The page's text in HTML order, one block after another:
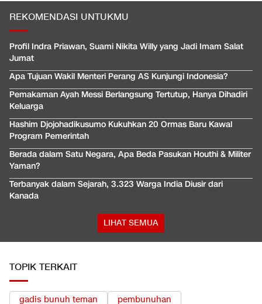
REKOMENDASI UNTUKMU
Profil Indra Priawan, Suami Nikita Willy yang Jadi Imam Salat
Jumat
Apa Tujuan Wakil Menteri Perang AS Kunjungi Indonesia?
Pemakaman Ayah Messi Berlangsung Tertutup, Hanya Dihadiri
Keluarga
Hashim Djojohadikusumo Kukuhkan 20 Ormas Baru Kawal
Program Pemerintah
Berada dalam Satu Negara, Apa Beda Pasukan Houthi & Militer
Yaman?
Terbanyak dalam Sejarah, 3.323 Warga India Diusir dari
Kanada
LIHAT SEMUA
TOPIK TERKAIT
gadis bunuh teman
pembunuhan